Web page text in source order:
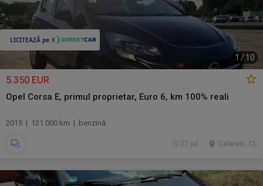
1 / 10
5.350 EUR
Opel Corsa E, primul proprietar, Euro 6, km 100% reali
2015 | 121.000 km | benzină
Calarasi, CL
27 jul.